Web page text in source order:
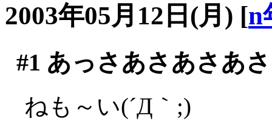
2003年05月12日(月) [n
#1 あっさあさあさあ
ねも～い(´Д｀;)